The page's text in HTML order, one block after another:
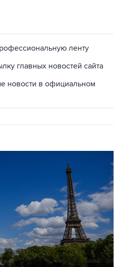
ленту
главных новостей сайта
новости в официальном